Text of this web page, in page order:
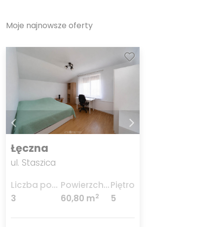
Moje najnowsze oferty
Łęczna
ul. Staszica
Liczba pokoi
3
Powierzchnia
60,80 m2
Piętro
5